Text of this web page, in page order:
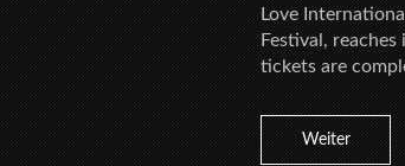
Love
Festival,
tickets are
Weiter